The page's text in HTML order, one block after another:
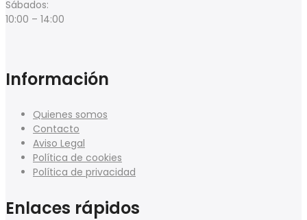
Sábados:
10:00 – 14:00
Información
Quienes somos
Contacto
Aviso Legal
Política de cookies
Política de privacidad
Enlaces rápidos